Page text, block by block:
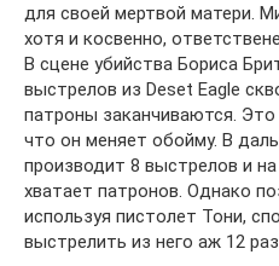
для своей мертвой матери.
хотя и косвенно,
В сцене убийства Бориса
выстрелов из Deset Eagle
патроны заканчиваются.
что он меняет обойму. В
производит 8 выстрелов и
хватает патронов. Однако
используя пистолет Тони,
выстрелить из него аж 12